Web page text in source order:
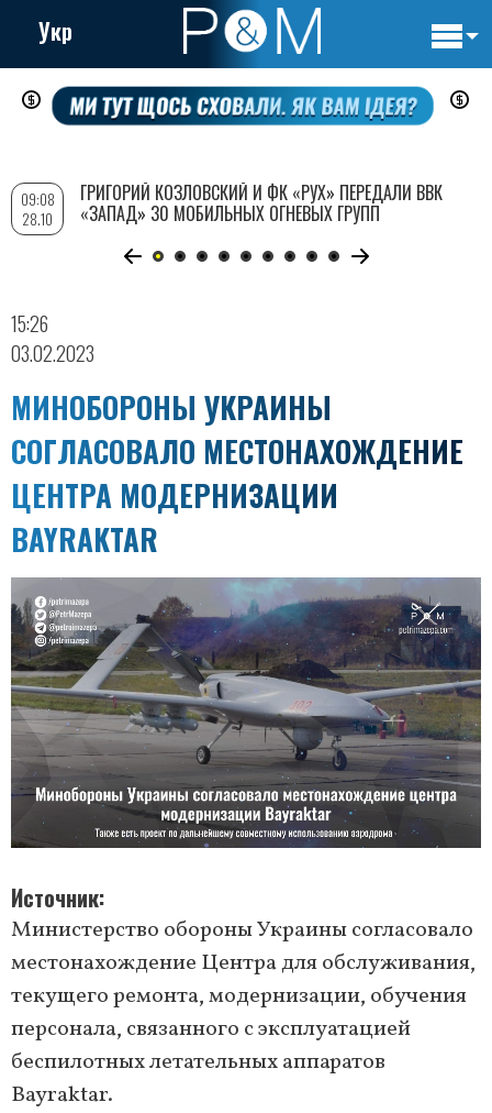
Перейти
содержанию
Укр
15:26
03.02.2023
МИНОБОРОНЫ УКРАИНЫ
СОГЛАСОВАЛО МЕСТОНАХОЖДЕНИЕ
ЦЕНТРА МОДЕРНИЗАЦИИ
BAYRAKTAR
Источник
Министерство обороны Украины согласовало
местонахождение Центра для обслуживания,
текущего ремонта, модернизации, обучения
персонала, связанного с эксплуатацией
беспилотных летательных аппаратов
Bayraktar.
09:08
28.10
ГРИГОРИЙ КОЗЛОВСКИЙ И ФК «РУХ» ПЕРЕДАЛИ ВВК
«ЗАПАД» 30 МОБИЛЬНЫХ ОГНЕВЫХ ГРУПП